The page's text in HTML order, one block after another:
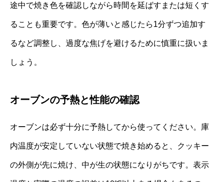
途中で焼き色を確認しながら時間を延ばすまたは短くす
ることも重要です。色が薄いと感じたら1分ずつ追加す
るなど調整し、過度な焦げを避けるために慎重に扱いま
しょう。
オーブンの予熱と性能の確認
オーブンは必ず十分に予熱してから使ってください。庫
内温度が安定していない状態で焼き始めると、クッキー
の外側が先に焼け、中が生の状態になりがちです。表示